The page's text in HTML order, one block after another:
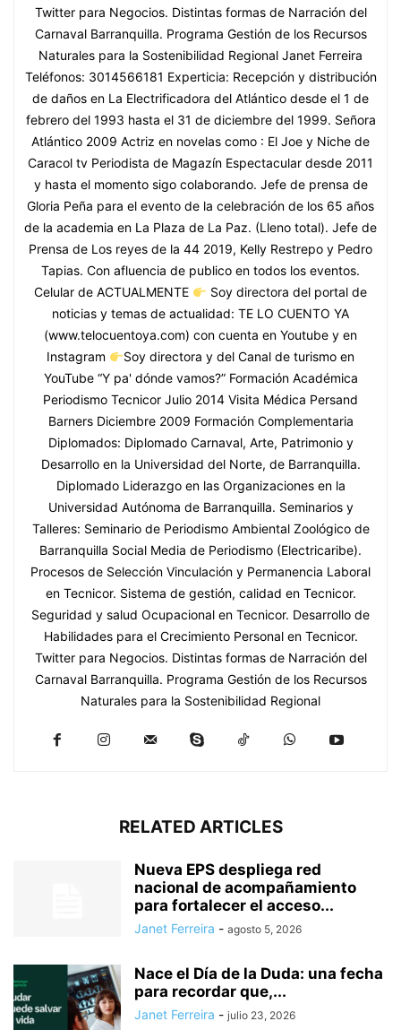
Twitter para Negocios. Distintas formas de Narración del
Carnaval Barranquilla. Programa Gestión de los Recursos
Naturales para la Sostenibilidad Regional Janet Ferreira
Teléfonos: 3014566181 Experticia: Recepción y distribución
de daños en La Electrificadora del Atlántico desde el 1 de
febrero del 1993 hasta el 31 de diciembre del 1999. Señora
Atlántico 2009 Actriz en novelas como : El Joe y Niche de
Caracol tv Periodista de Magazín Espectacular desde 2011
y hasta el momento sigo colaborando. Jefe de prensa de
Gloria Peña para el evento de la celebración de los 65 años
de la academia en La Plaza de La Paz. (Lleno total). Jefe de
Prensa de Los reyes de la 44 2019, Kelly Restrepo y Pedro
Tapias. Con afluencia de publico en todos los eventos.
Celular de ACTUALMENTE
Soy directora del portal de
noticias y temas de actualidad: TE LO CUENTO YA
(www.telocuentoya.com) con cuenta en Youtube y en
Instagram
Soy directora y del Canal de turismo en
YouTube “Y pa' dónde vamos?” Formación Académica
Periodismo Tecnicor Julio 2014 Visita Médica Persand
Barners Diciembre 2009 Formación Complementaria
Diplomados: Diplomado Carnaval, Arte, Patrimonio y
Desarrollo en la Universidad del Norte, de Barranquilla.
Diplomado Liderazgo en las Organizaciones en la
Universidad Autónoma de Barranquilla. Seminarios y
Talleres: Seminario de Periodismo Ambiental Zoológico de
Barranquilla Social Media de Periodismo (Electricaribe).
Procesos de Selección Vinculación y Permanencia Laboral
en Tecnicor. Sistema de gestión, calidad en Tecnicor.
Seguridad y salud Ocupacional en Tecnicor. Desarrollo de
Habilidades para el Crecimiento Personal en Tecnicor.
Twitter para Negocios. Distintas formas de Narración del
Carnaval Barranquilla. Programa Gestión de los Recursos
Naturales para la Sostenibilidad Regional
RELATED ARTICLES
Nueva EPS despliega red
nacional de acompañamiento
para fortalecer el acceso...
Janet Ferreira - agosto 5, 2026
Nace el Día de la Duda: una fecha
para recordar que,...
Janet Ferreira - julio 23, 2026